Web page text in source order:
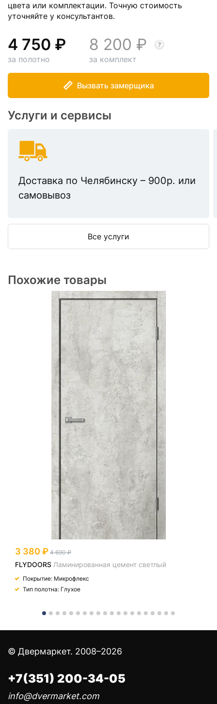
цвета или комплектации. Точную стоимость
уточняйте у консультантов.
4 750
за полотно
8 200
за комплект
Вызвать замерщика
Услуги и сервисы
Доставка по Челябинску – 900р. или
самовывоз
Все услуги
Похожие товары
3 380 4 690
FLYDOORS Ламинированная цемент светлый
Покрытие: Микрофлекс
Тип полотна: Глухое
© Двермаркет. 2008–2026
+7(351) 200-34-05
info@dvermarket.com